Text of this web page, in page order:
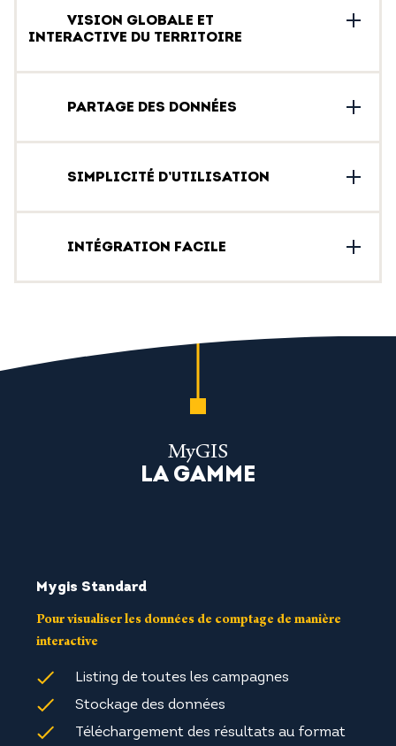
VISION GLOBALE ET
INTERACTIVE DU TERRITOIRE
PARTAGE DES DONNÉES
SIMPLICITÉ D’UTILISATION
INTÉGRATION FACILE
MyGIS
LA GAMME
Mygis Standard
Pour visualiser les données de comptage de manière
interactive
Listing de toutes les campagnes
Stockage des données
Téléchargement des résultats au format